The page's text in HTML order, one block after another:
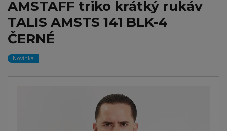
AMSTAFF triko krátký rukáv
TALIS AMSTS 141 BLK-4
ČERNÉ
Novinka